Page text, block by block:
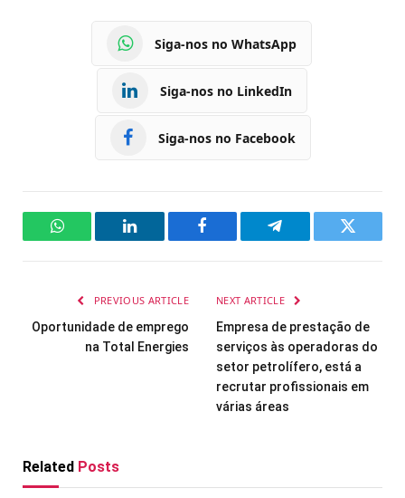
Siga-nos no WhatsApp
Siga-nos no LinkedIn
Siga-nos no Facebook
WhatsAppLinkedIn Facebook Telegram Twitter
PREVIOUS ARTICLE
Oportunidade de emprego
na Total Energies
NEXT ARTICLE
Empresa de prestação de
serviços às operadoras do
setor petrolífero, está a
recrutar profissionais em
várias áreas
Related Posts